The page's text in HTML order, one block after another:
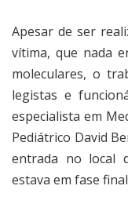
Apesar de ser
vítima, que nada
moleculares, o
legistas e
especialista em
Pediátrico David
entrada no local
estava em fase